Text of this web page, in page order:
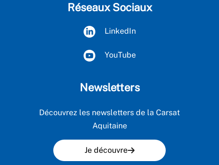
Réseaux Sociaux
LinkedIn
YouTube
Newsletters
Découvrez les newsletters de la Carsat
Aquitaine
Je découvre